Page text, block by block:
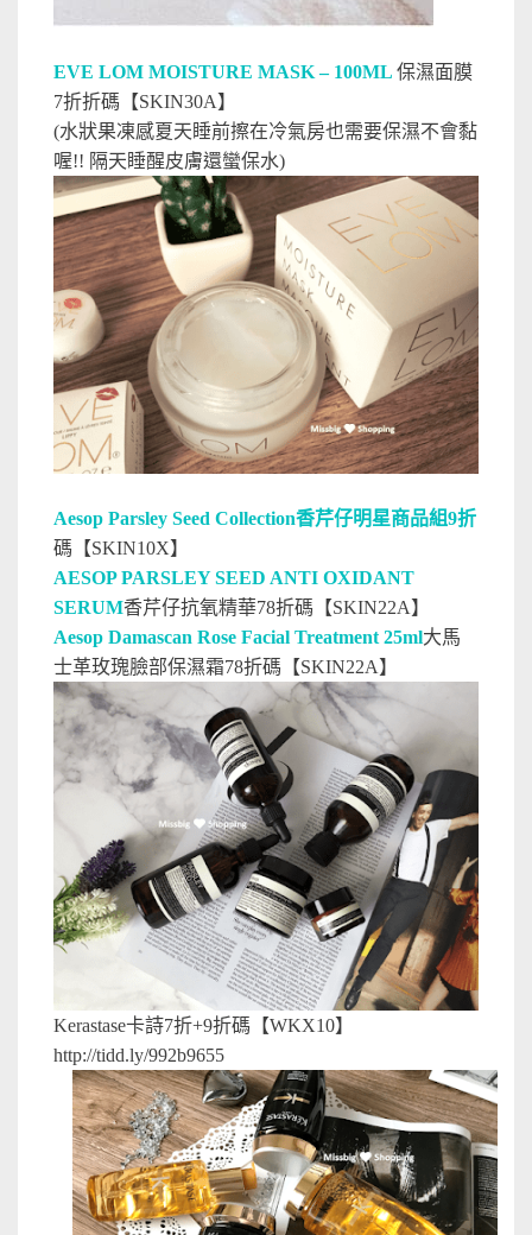
EVE LOM MOISTURE MASK – 100ML 保濕面膜
7折折碼【SKIN30A】
(水狀果凍感夏天睡前擦在冷氣房也需要保濕不會黏
喔!! 隔天睡醒皮膚還蠻保水)
Aesop Parsley Seed Collection香芹仔明星商品組9折
碼【SKIN10X】
AESOP PARSLEY SEED ANTI OXIDANT
SERUM香芹仔抗氧精華78折碼【SKIN22A】
Aesop Damascan Rose Facial Treatment 25ml大馬
士革玫瑰臉部保濕霜78折碼【SKIN22A】
Kerastase卡詩7折+9折碼【WKX10】
http://tidd.ly/992b9655